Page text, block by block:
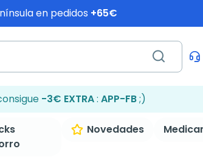
en pedidos +65€
-3€ EXTRA: APP-FB;)
Novedades